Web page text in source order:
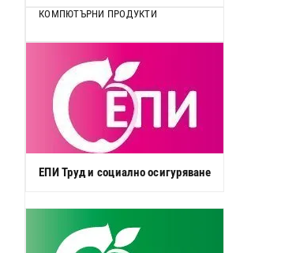
КОМПЮТЪРНИ ПРОДУКТИ
ЕПИ Труд и социално осигуряване